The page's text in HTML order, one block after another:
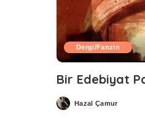
Dergi/Fanzin
Bir Edebiyat
Posted
by
Hazal Çamur